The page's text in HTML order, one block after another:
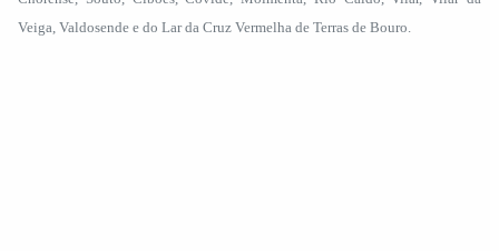
Veiga, Valdosende e do Lar da Cruz Vermelha de Terras de Bouro.